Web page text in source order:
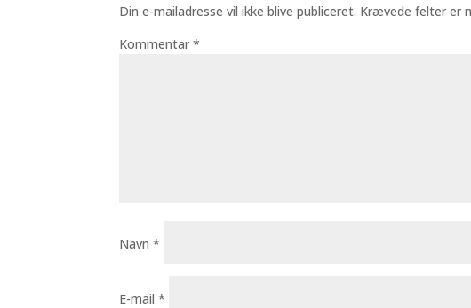
Din e-mailadresse vil ikke blive publiceret. Krævede felter er
Kommentar*
Navn*
E-mail*